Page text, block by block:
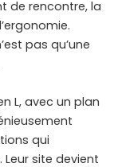
de rencontre, la
pas qu’une
L, avec un plan
qui
site devient